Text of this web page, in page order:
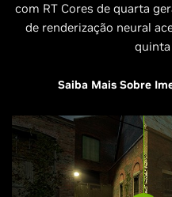
com RT Cores de quarta
de renderização neural
quinta
Saiba Mais Sobre